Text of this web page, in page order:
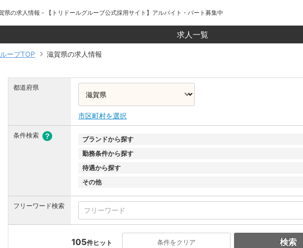
県の求人情報 - 【トリドールグループ公式採用サイト】アルバイト・パート募集中
求人一覧
ープTOP 滋賀県の求人情報
都道府県
市区町村を選択
条件検索
ブランドから探す
勤務条件から探す
待遇から探す
その他
フリーワード検索
105件ヒット 条件をクリア 検索